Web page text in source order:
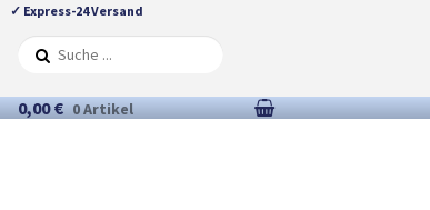
✓ Express-24 Versand
0,00 € 0 Artikel